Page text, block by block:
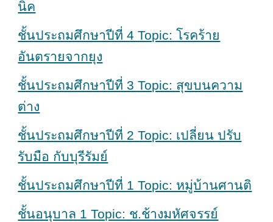
นิค
ชั้นประถมศึกษาปีที่ 4 Topic: โรคร้าย
อันตรายจากยุง
ชั้นประถมศึกษาปีที่ 3 Topic: สุขบนความ
ต่าง
ชั้นประถมศึกษาปีที่ 2 Topic: เปลี่ยน ปรับ
รับมือ กับบุรีรัมย์
ชั้นประถมศึกษาปีที่ 1 Topic: หมู่บ้านศานติ
ชั้นอนุบาล 1 Topic: ช.ช้างมหัศจรรย์